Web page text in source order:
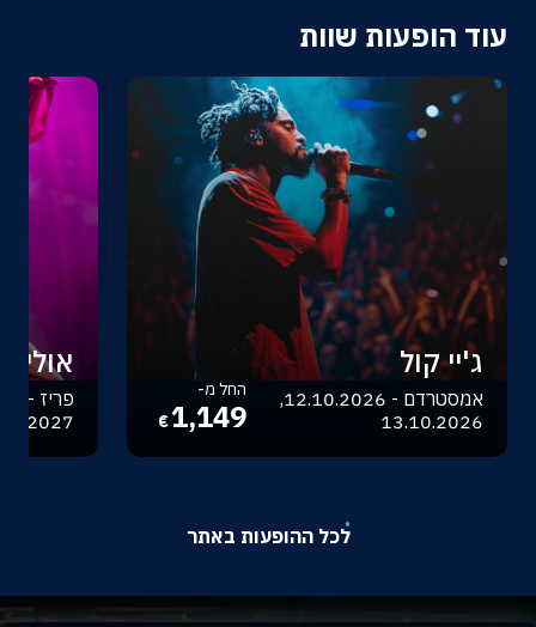
עוד הופעות שוות
ג'יי קול
אמסטרדם - 12.10.2026,
13.10.2026
החל מ-
1,149
€
לכל ההופעות באתר